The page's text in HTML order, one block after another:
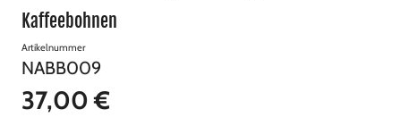
Kaffeebohnen
Artikelnummer
NABB009
37,00 €